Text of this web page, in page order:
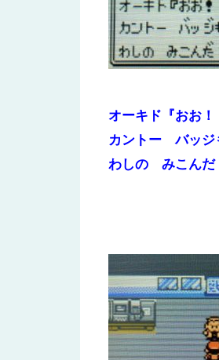
オーキド『おお
カントー バッジ
わしの みこんだ